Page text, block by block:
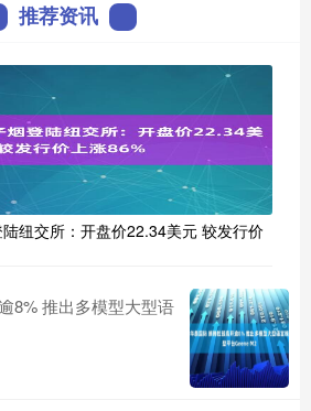
推荐资讯
纽交所：开盘价22.34美元 较发行价
8% 推出多模型大型语